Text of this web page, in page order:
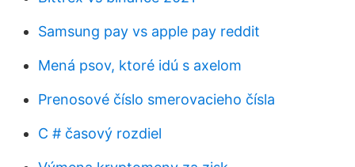
Samsung pay vs apple pay reddit
Mená psov, ktoré idú s axelom
Prenosové číslo smerovacieho čísla
C # časový rozdiel